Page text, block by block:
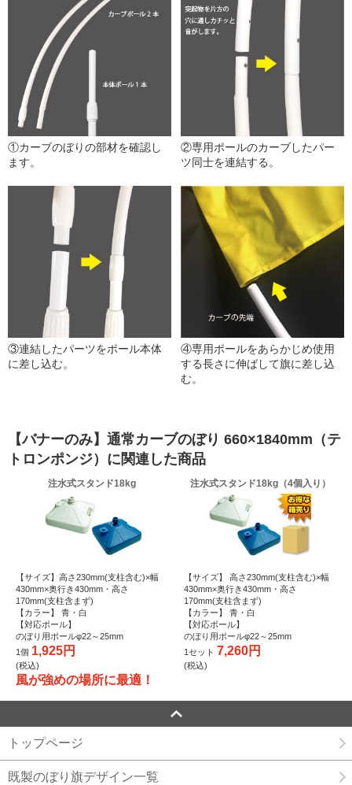
①カーブのぼりの部材を確認し
ます。
②専用ポールのカーブしたパー
ツ同士を連結する。
③連結したパーツをポール本体
に差し込む。
④専用ポールをあらかじめ使用
する長さに伸ばして旗に差し込
む。
【バナーのみ】通常カーブのぼり 660×1840mm（テ
トロンポンジ）に関連した商品
注水式スタンド18kg
【サイズ】高さ230mm(支柱含む)×幅
430mm×奥行き430mm・高さ
170mm(支柱含まず)
【カラー】 青・白
【対応ポール】
のぼり用ポールφ22～25mm
1個 1,925円
(税込)
風が強めの場所に最適！
注水式スタンド18kg（4個入り）
【サイズ】 高さ230mm(支柱含む)×幅
430mm×奥行き430mm・高さ
170mm(支柱含まず)
【カラー】 青・白
【対応ポール】
のぼり用ポールφ22～25mm
1セット 7,260円
(税込)
トップページ
既製のぼり旗デザイン一覧